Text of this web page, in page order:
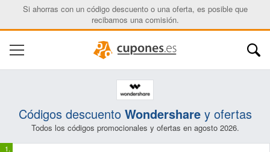
Si ahorras con un código descuento o una oferta, es posible que
recibamos una comisión.
Códigos descuento Wondersharey ofertas
Todos los códigos promocionales y ofertas en agosto 2026.